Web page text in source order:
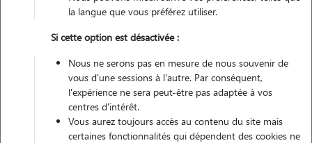
Merdrignac
Plus de 5 propriétaires satisfaits pour
la langue que vous préférez utiliser.
Si cette option est désactivée :
Nous ne serons pas en mesure de nous souvenir de
vous d'une sessions à l'autre. Par conséquent,
l'expérience ne sera peut-être pas adaptée à vos
centres d'intérêt.
Vous aurez toujours accès au contenu du site mais
certaines fonctionnalités qui dépendent des cookies ne